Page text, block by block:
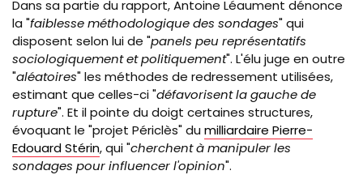
Dans sa partie du rapport, Antoine Léaument dénonce
la "faiblesse méthodologique des sondages" qui
disposent selon lui de "panels peu représentatifs
sociologiquement et politiquement". L'élu juge en outre
"aléatoires" les méthodes de redressement utilisées,
estimant que celles-ci "défavorisent la gauche de
rupture". Et il pointe du doigt certaines structures,
évoquant le "projet Périclès" du milliardaire Pierre-
Edouard Stérin, qui "cherchent à manipuler les
sondages pour influencer l'opinion".